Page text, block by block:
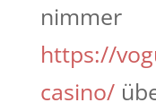
nimmer
https://
casino/